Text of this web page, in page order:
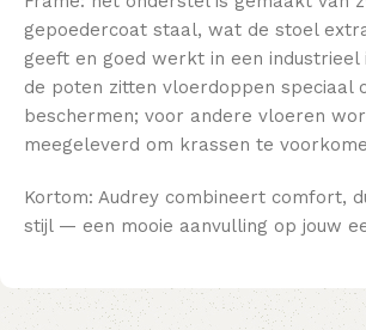
gepoedercoat staal, wat de stoel
geeft en goed werkt in een industrieel
de poten zitten vloerdoppen speciaal
beschermen; voor andere vloeren
meegeleverd om krassen te
Kortom: Audrey combineert comfort,
stijl — een mooie aanvulling op jouw